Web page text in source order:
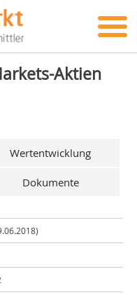
Aktien
Wertentwicklung
Dokumente